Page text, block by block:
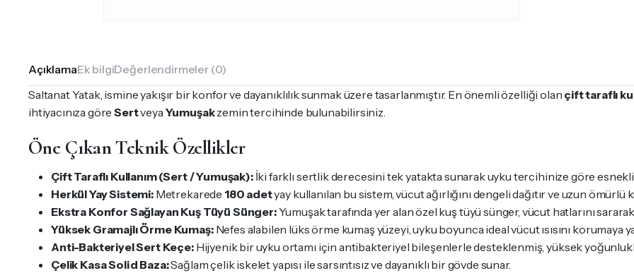
AçıklamaEk bilgiDeğerlendirmeler (0)
Saltanat Yatak, ismine yakışır bir konfor ve dayanıklılık sunmak üzere tasarlanmıştır. En önemli özelliği olan çift taraflı
ihtiyacınıza göreSertveyaYumuşakzemin tercihinde bulunabilirsiniz.
Öne Çıkan Teknik Özellikler
Çift Taraflı Kullanım (Sert / Yumuşak):İki farklı sertlik derecesini tek yatakta sunarak uyku tercihinize göre
Herkül Yay Sistemi:Metrekarede 180 adetyay kullanılan bu sistem, vücut ağırlığını dengeli dağıtır ve uzun ömürlü
Ekstra Konfor Sağlayan Kuş Tüyü Sünger:Yumuşak tarafında yer alan özel kuş tüyü sünger, vücut hatlarını
Yüksek Gramajlı Örme Kumaş:Nefes alabilen lüks örme kumaş yüzeyi, uyku boyunca ideal vücut ısısını korumaya
Anti-Bakteriyel Sert Keçe:Hijyenik bir uyku ortamı için antibakteriyel bileşenlerle desteklenmiş, yüksek
Çelik Kasa Solid Baza:Sağlam çelik iskelet yapısı ile sarsıntısız ve dayanıklı bir gövde sunar.